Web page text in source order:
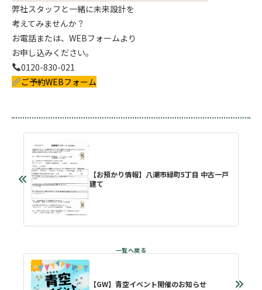
弊社スタッフと一緒に未来設計を
考えてみませんか？
お電話または、WEBフォームより
お申し込みください。
0120-830-021
ご予約WEBフォーム
【お預かり情報】八潮市緑町5丁目 中古一戸
建て
【GW】青空イベント開催のお知らせ